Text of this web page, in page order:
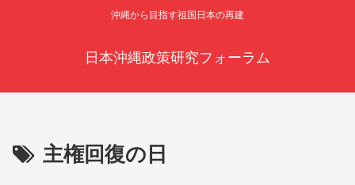
沖縄から目指す祖国日本の再建
日本沖縄政策研究フォーラム
主権回復の日